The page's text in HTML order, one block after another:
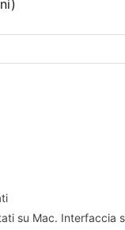
su Mac. Interfaccia